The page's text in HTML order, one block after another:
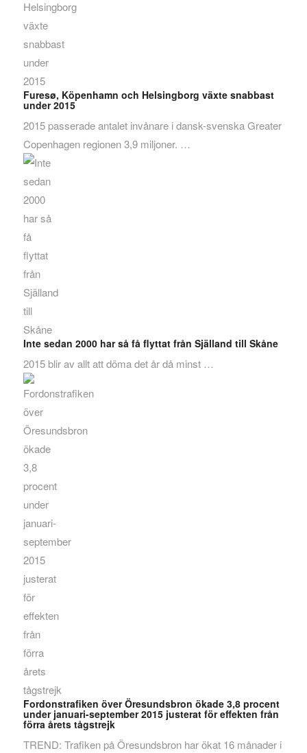
Furesø, Köpenhamn och Helsingborg växte snabbast
under 2015
2015 passerade antalet invånare i dansk-svenska Greater
Copenhagen regionen 3,9 miljoner. …
Inte sedan 2000 har så få flyttat från Själland till Skåne
2015 blir av allt att döma det år då minst …
Fordonstrafiken över Öresundsbron ökade 3,8 procent
under januari-september 2015 justerat för effekten från
förra årets tågstrejk
TREND: Trafiken på Öresundsbron har ökat 16 månader i